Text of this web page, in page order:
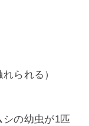
られる）
の幼虫が1匹